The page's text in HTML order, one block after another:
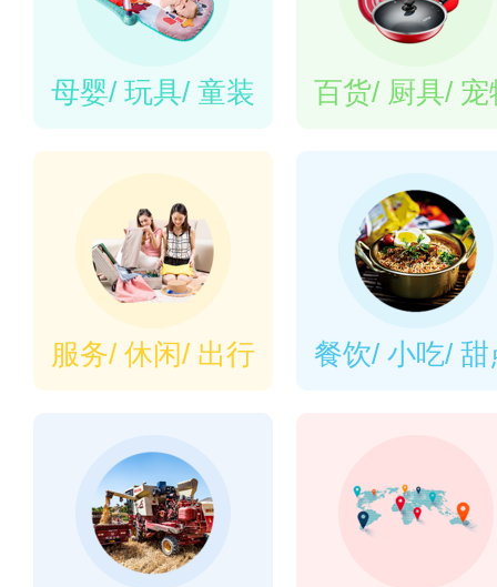
母婴/ 玩具/ 童装 百货/ 厨具/ 宠
服务/ 休闲/ 出行 餐饮/ 小吃/ 甜